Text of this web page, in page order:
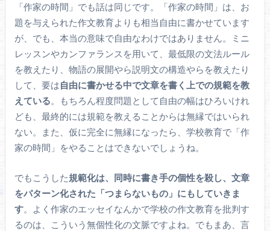
「作家の時間」でも話は同じです。「作家の時間」は、お
題を与えられた作文教育よりも相当自由に書かせています
が、でも、本当の意味で自由なわけではありません。ミニ
レッスンやカンファランスを用いて、最低限の文法ルール
を教えたり、物語の展開やら説明文の構造やらを教えたり
して、要は自由に書かせる中で文章を書く上での規範を教
えている。もちろん程度問題として自由の幅はひろいけれ
ども、最終的には規範を教えることからは無縁ではいられ
ない。また、仮に完全に無縁になったら、学校教育で「作
家の時間」をやることはできないでしょうね。
でもこうした規範化は、同時に書き手の個性を殺し、文章
をパターン化された「つまらないもの」にもしていきま
す。よく作家のエッセイなんかで学校の作文教育を批判す
るのは、こういう無個性化の文脈ですよね。でもまあ、言